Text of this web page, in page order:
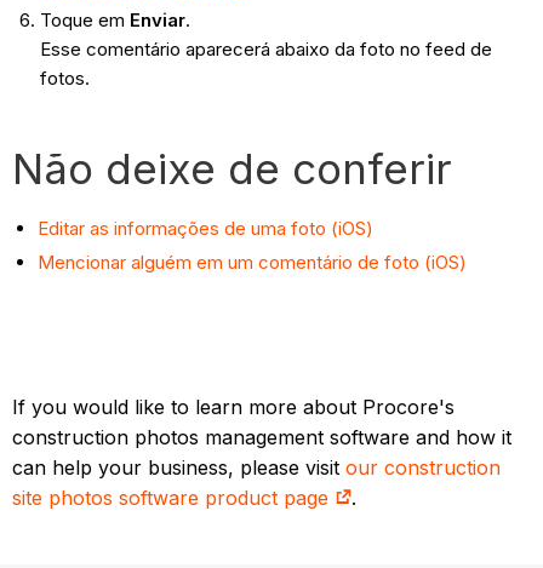
Toque em Enviar.
Esse comentário aparecerá abaixo da foto no feed de
fotos.
Não deixe de conferir
Editar as informações de uma foto (iOS)
Mencionar alguém em um comentário de foto (iOS)
If you would like to learn more about Procore's
construction photos management software and how it
can help your business, please visitour construction
site photos software product page
.